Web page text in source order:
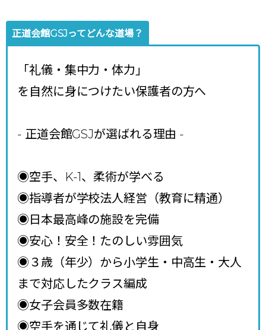
正道会館GSJってどんな道場？
「礼儀・集中力・体力」
を自然に身につけたい保護者の方へ
- 正道会館GSJが選ばれる理由 -
◉空手、K-1、柔術が学べる
◉指導者が学校法人経営（教育に精通）
◉日本最高峰の施設を完備
◉安心！安全！たのしい雰囲気
◉３歳（年少）から小学生・中高生・大人
まで対応したクラス編成
◉女子会員多数在籍
◉空手を通じて礼儀と自身